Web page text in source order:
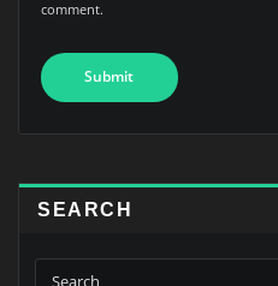
comment.
SEARCH